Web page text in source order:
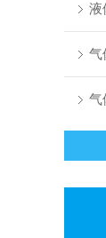
液
气
气